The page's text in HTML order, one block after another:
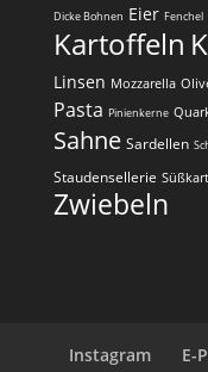
Dicke Bohnen Eier Fenchel
Kartoffeln
Linsen Mozzarella
Pasta Pinienkerne
Sahne Sardellen
Staudensellerie
Zwiebeln
Instagram E-